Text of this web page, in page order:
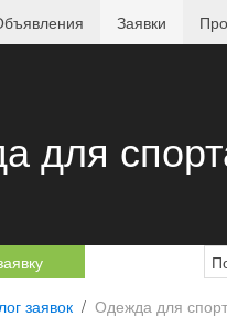
Заявки
для
заявок
Одежда для